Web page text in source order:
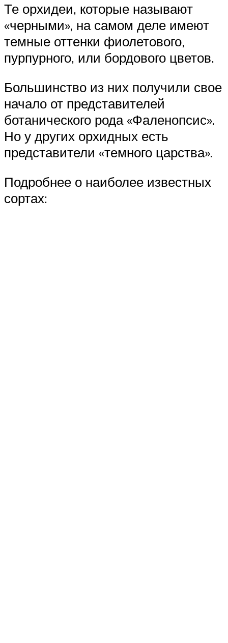
Те орхидеи, которые называют
«черными», на самом деле имеют
темные оттенки фиолетового,
пурпурного, или бордового цветов.
Большинство из них получили свое
начало от представителей
ботанического рода «Фаленопсис».
Но у других орхидных есть
представители «темного царства».
Подробнее о наиболее известных
сортах: